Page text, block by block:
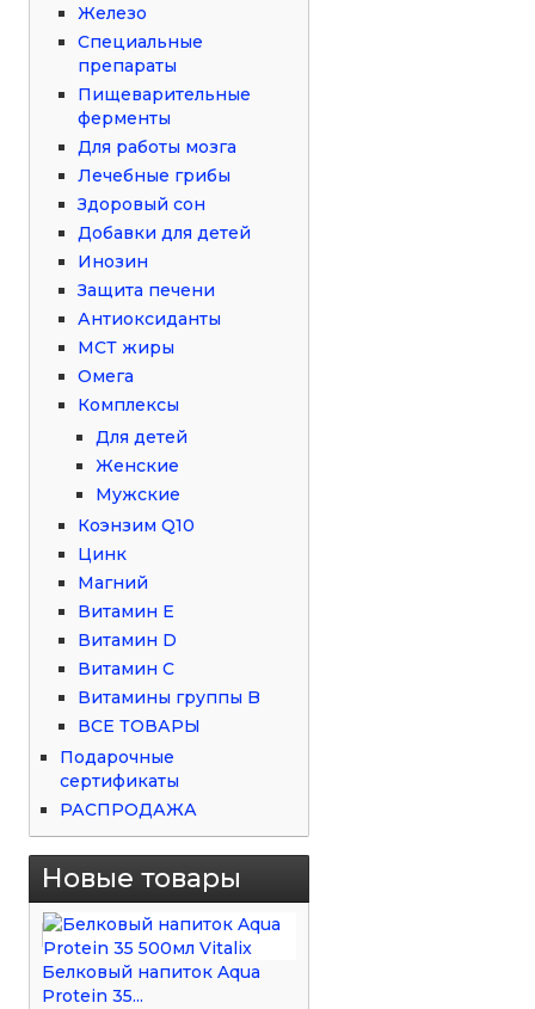
Железо
Специальные
препараты
Пищеварительные
ферменты
Для работы мозга
Лечебные грибы
Здоровый сон
Добавки для детей
Инозин
Защита печени
Антиоксиданты
МСТ жиры
Омега
Комплексы
Для детей
Женские
Мужские
Коэнзим Q10
Цинк
Магний
Витамин Е
Витамин D
Витамин С
Витамины группы B
ВСЕ ТОВАРЫ
Подарочные
сертификаты
РАСПРОДАЖА
Новые товары
Белковый напиток Aqua
Protein 35...